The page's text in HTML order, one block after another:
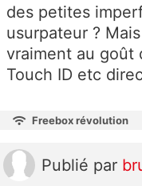
des petites
usurpateur ?
vraiment au goût
Touch ID etc
Freebox révolution
Publié par